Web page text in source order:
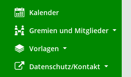
Kalender
Gremien und Mitglieder
Vorlagen
Datenschutz/Kontakt